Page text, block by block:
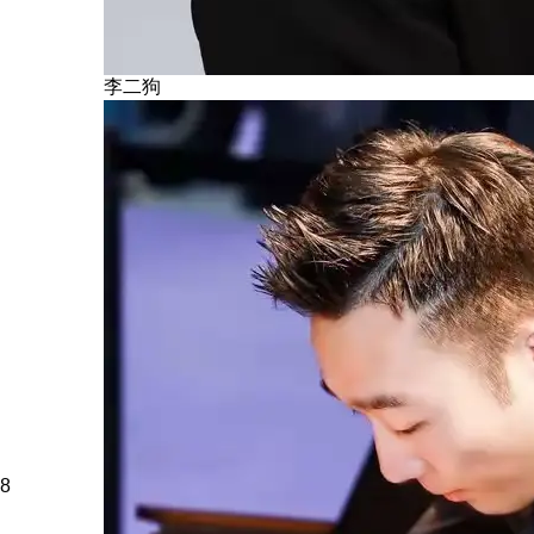
李二狗
8